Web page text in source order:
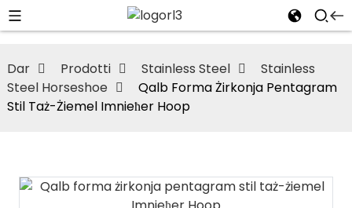
Dar Prodotti Stainless Steel
Stainless
Steel Horseshoe
Qalb Forma Żirkonja Pentagram
Stil Taż-Żiemel Imnieħer Hoop